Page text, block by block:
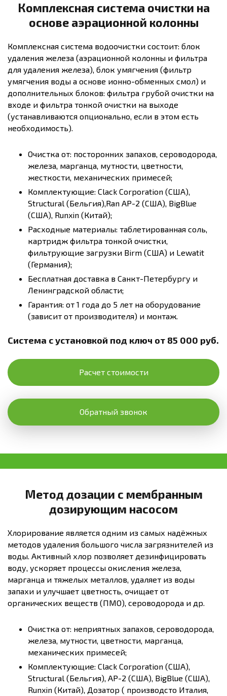
Комплексная система очистки на
основе аэрационной колонны
Комплексная система водоочистки состоит: блок
удаления железа (аэрационной колонны и фильтра
для удаления железа), блок умягчения (фильтр
умягчения воды а основе ионно-обменных смол) и
дополнительных блоков: фильтра грубой очистки на
входе и фильтра тонкой очистки на выходе
(устанавливаются опционально, если в этом есть
необходимость).
Очистка от: посторонних запахов, сероводорода,
железа, марганца, мутности, цветности,
жесткости, механических примесей;
Комплектующие: Clack Corporation (США),
Structural (Бельгия),Ran AP-2 (США), BigBlue
(США), Runxin (Китай);
Расходные материалы: таблетированная соль,
картридж фильтра тонкой очистки,
фильтрующие загрузки Birm (США) и Lewatit
(Германия);
Бесплатная доставка в Санкт-Петербургу и
Ленинградской области;
Гарантия: от 1 года до 5 лет на оборудование
(зависит от производителя) и монтаж.
Система с установкой под ключ от 85 000 руб.
Расчет стоимости
Обратный звонок
Метод дозации с мембранным
дозирующим насосом
Хлорирование является одним из самых надёжных
методов удаления большого числа загрязнителей из
воды. Активный хлор позволяет дезинфицировать
воду, ускоряет процессы окисления железа,
марганца и тяжелых металлов, удаляет из воды
запахи и улучшает цветность, очищает от
органических веществ (ПМО), сероводорода и др.
Очистка от: неприятных запахов, сероводорода,
железа, мутности, цветности, марганца,
механических примесей;
Комплектующие: Clack Corporation (США),
Structural (Бельгия), AP-2 (США), BigBlue (США),
Runxin (Китай), Дозатор ( производсто Италия,